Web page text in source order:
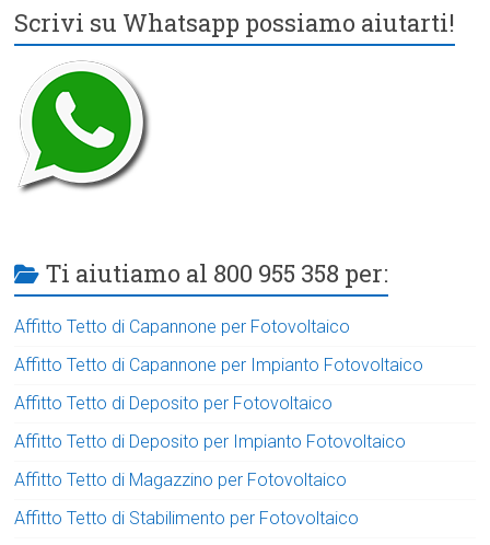
Scrivi su Whatsapp possiamo aiutarti!
Ti aiutiamo al 800 955 358 per:
Affitto Tetto di Capannone per Fotovoltaico
Affitto Tetto di Capannone per Impianto Fotovoltaico
Affitto Tetto di Deposito per Fotovoltaico
Affitto Tetto di Deposito per Impianto Fotovoltaico
Affitto Tetto di Magazzino per Fotovoltaico
Affitto Tetto di Stabilimento per Fotovoltaico